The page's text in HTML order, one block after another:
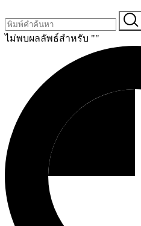
ไม่พบผลลัพธ์สำหรับ ""